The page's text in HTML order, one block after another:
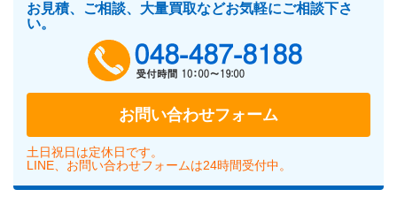
お見積、ご相談、大量買取などお気軽にご相談下さ
い。
お問い合わせフォーム
土日祝日は定休日です。
LINE、お問い合わせフォームは24時間受付中。